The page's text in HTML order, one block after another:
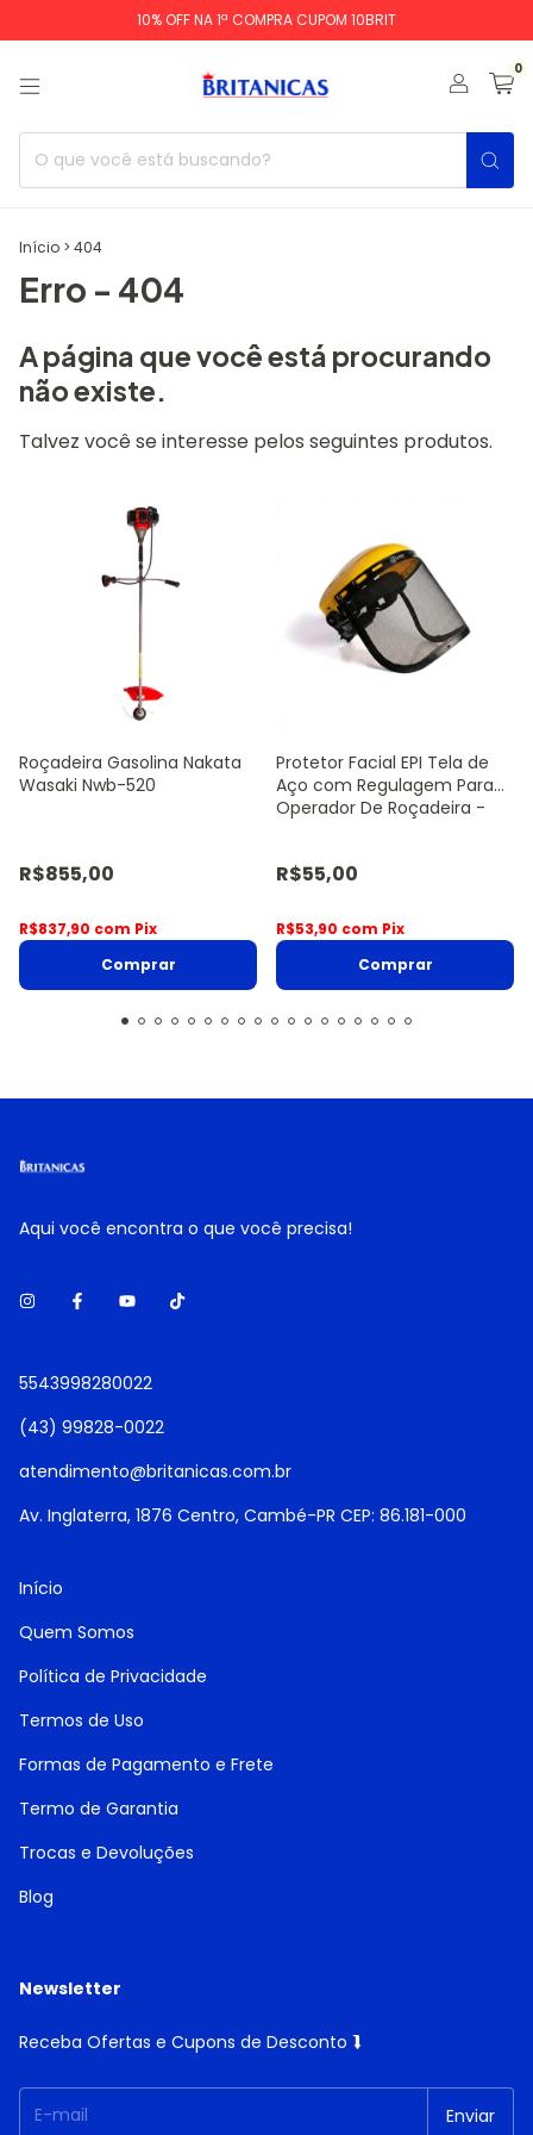
10% OFF NA 1ª COMPRA CUPOM 10BRIT
0
Início > 404
Erro - 404
A página que você está procurando
não existe.
Talvez você se interesse pelos seguintes produtos.
Roçadeira Gasolina Nakata
Wasaki Nwb-520
R$855,00
R$837,90 com Pix
Protetor Facial EPI Tela de
Aço com Regulagem Para
Operador De Roçadeira -
R$55,00
R$53,90 com Pix
Aqui você encontra o que você precisa!
5543998280022
(43) 99828-0022
atendimento@britanicas.com.br
Av. Inglaterra, 1876 Centro, Cambé-PR CEP: 86.181-000
Início
Quem Somos
Política de Privacidade
Termos de Uso
Formas de Pagamento e Frete
Termo de Garantia
Trocas e Devoluções
Blog
Newsletter
Receba Ofertas e Cupons de Desconto ⮯